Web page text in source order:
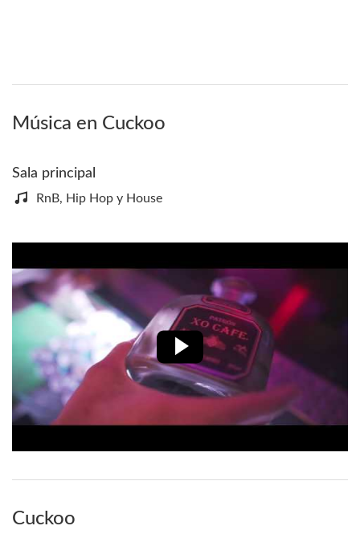
Música en Cuckoo
Sala principal
RnB, Hip Hop y House
Cuckoo